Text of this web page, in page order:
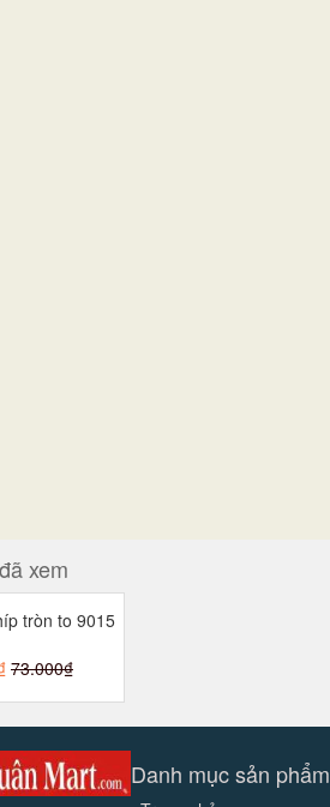
xem
tròn to 9015
73.000₫
Danh mục sản phẩm